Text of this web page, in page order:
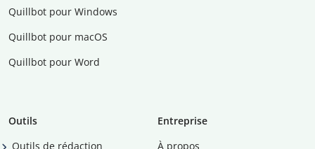
Quillbot pour Windows
Quillbot pour macOS
Quillbot pour Word
Outils
Outils de rédaction
Entreprise
À propos